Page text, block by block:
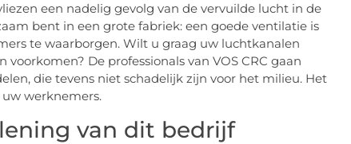
een nadelig gevolg van de vervuilde lucht in de
bent in een grote fabriek: een goede ventilatie is
te waarborgen. Wilt u graag uw luchtkanalen
De professionals van VOS CRC gaan
die tevens niet schadelijk zijn voor het milieu. Het
uw werknemers.
van dit bedrijf